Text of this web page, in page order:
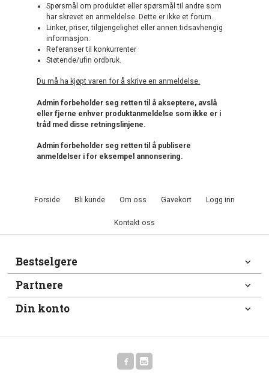
Spørsmål om produktet eller spørsmål til andre som
har skrevet en anmeldelse. Dette er ikke et forum.
Linker, priser, tilgjengelighet eller annen tidsavhengig
informasjon.
Referanser til konkurrenter
Støtende/ufin ordbruk.
Du må ha kjøpt varen for å skrive en anmeldelse.
Admin forbeholder seg retten til å akseptere, avslå
eller fjerne enhver produktanmeldelse som ikke er i
tråd med disse retningslinjene.
Admin forbeholder seg retten til å publisere
anmeldelser i for eksempel annonsering.
Forside Bli kunde Om oss Gavekort Logg inn
Kontakt oss
Bestselgere
Partnere
Din konto